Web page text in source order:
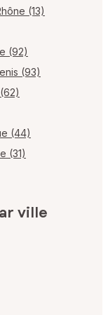
(13)
(92)
(93)
(44)
(31)
ville